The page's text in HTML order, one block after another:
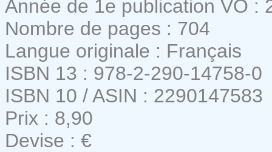
Année de 1e publication VO :
Nombre de pages : 704
Langue originale : Français
ISBN 13 : 978-2-290-14758-0
ISBN 10 / ASIN : 2290147583
Prix : 8,90
Devise : €